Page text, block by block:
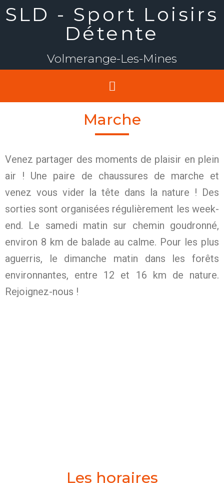
SLD - Sport Loisirs
Détente
Volmerange-Les-Mines
Marche
Venez partager des moments de plaisir en plein
air ! Une paire de chaussures de marche et
venez vous vider la tête dans la nature ! Des
sorties sont organisées régulièrement les week-
end. Le samedi matin sur chemin goudronné,
environ 8 km de balade au calme. Pour les plus
aguerris, le dimanche matin dans les forêts
environnantes, entre 12 et 16 km de nature.
Rejoignez-nous !
Les horaires